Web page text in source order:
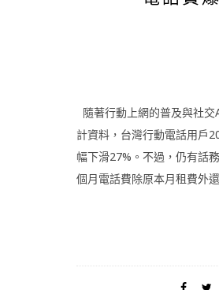
隨著行動上網的普及與社
計資料，台灣行動電話用戶
幅下滑27%。不過，仍有話
個月電話費除原本月租費外